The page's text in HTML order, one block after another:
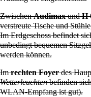
ZwischenAudimaxundH
verstreute Tische und
Im Erdgeschoss befindet
unbedingt bequemen
werden können.
Imrechten Foyerdes
Wetterleuchtenbefinden
WLAN-Empfang ist gut).